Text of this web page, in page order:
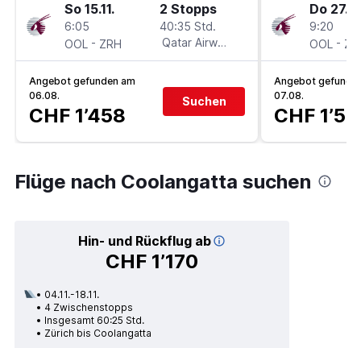
So 15.11.
6:05
OOL - ZRH
2 Stopps
40:35 Std.
Qatar Airways
Angebot gefunden am
06.08.
CHF 1’458
Suchen
Do 27.8.
9:20
OOL -
Angebot
07.08.
CHF
Flüge nach Coolangatta suchen
Hin- und Rückflug ab
CHF 1’170
04.11.-18.11.
4 Zwischenstopps
Insgesamt 60:25 Std.
Zürich bis Coolangatta